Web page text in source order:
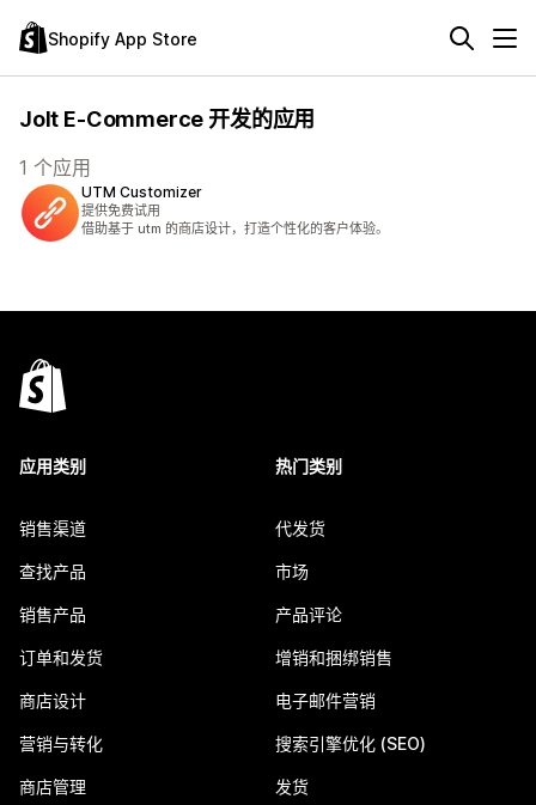
Shopify App Store
Jolt E-Commerce 开发的应用
1 个应用
UTM Customizer
提供免费试用
借助基于 utm 的商店设计，打造个性化的客户体验。
应用类别
销售渠道
查找产品
销售产品
订单和发货
商店设计
营销与转化
商店管理
热门类别
代发货
市场
产品评论
增销和捆绑销售
电子邮件营销
搜索引擎优化 (SEO)
发货